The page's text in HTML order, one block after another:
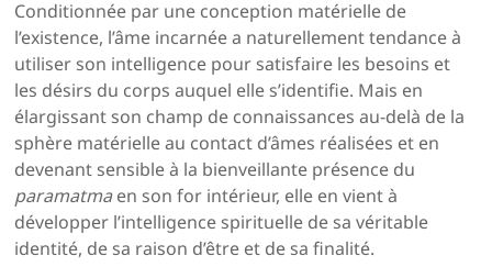
Conditionnée par une conception matérielle de
l’existence, l’âme incarnée a naturellement tendance à
utiliser son intelligence pour satisfaire les besoins et
les désirs du corps auquel elle s’identifie. Mais en
élargissant son champ de connaissances au-delà de la
sphère matérielle au contact d’âmes réalisées et en
devenant sensible à la bienveillante présence du
paramatmaen son for intérieur, elle en vient à
développer l’intelligence spirituelle de sa véritable
identité, de sa raison d’être et de sa finalité.